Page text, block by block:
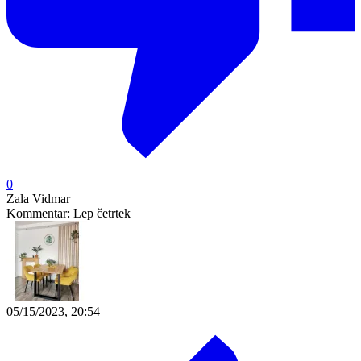
0
Zala Vidmar
Kommentar: Lep četrtek
05/15/2023, 20:54